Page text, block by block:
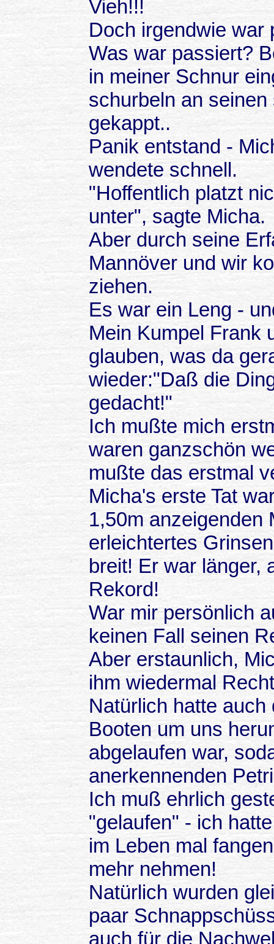
Vieh!!!
Doch irgendwie war
Was war passiert?
in meiner Schnur
schurbeln an
gekappt..
Panik entstand -
wendete schnell.
"Hoffentlich platzt
unter", sagte Micha.
Aber durch seine
Mannöver und wir
ziehen.
Es war ein Leng -
Mein Kumpel Frank
glauben, was da
wieder:"Daß die
gedacht!"
Ich mußte mich
waren ganzschön
mußte das erstmal
Micha's erste Tat
1,50m anzeigenden
erleichtertes
breit! Er war länger,
Rekord!
War mir persönlich
keinen Fall seinen
Aber erstaunlich,
ihm wiedermal
Natürlich hatte
Booten um uns
abgelaufen war,
anerkennenden
Ich muß ehrlich
"gelaufen" - ich
im Leben mal
mehr nehmen!
Natürlich wurden
paar
auch für die